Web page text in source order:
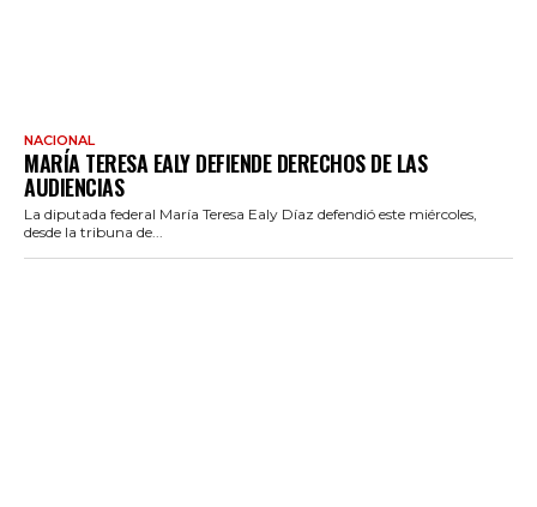
NACIONAL
MARÍA TERESA EALY DEFIENDE DERECHOS DE LAS
AUDIENCIAS
La diputada federal María Teresa Ealy Díaz defendió este miércoles,
desde la tribuna de...